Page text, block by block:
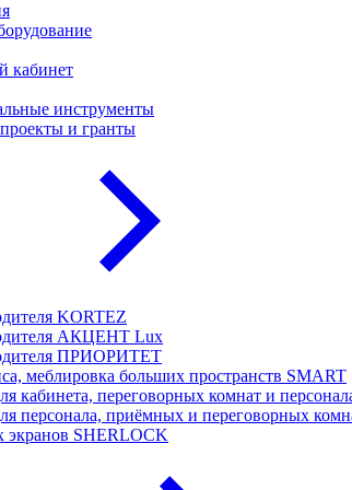
кабинет
инструменты
и гранты
KORTEZ
АКЦЕНТ Lux
ПРИОРИТЕТ
меблировка больших пространств SMART
кабинета, переговорных комнат и
персонала, приёмных и переговорных
экранов SHERLOCK